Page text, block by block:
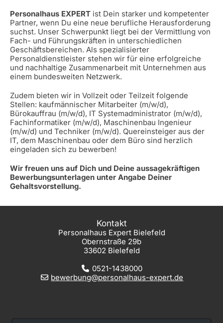
Personalhaus EXPERT ist Dein starker und kompetenter
Partner, wenn Du eine neue berufliche Herausforderung
suchst. Unser Schwerpunkt liegt bei der Vermittlung von
Fach- und Führungskräften in unterschiedlichen
Geschäftsbereichen. Als spezialisierter
Personaldienstleister stehen wir für eine erfolgreiche
und nachhaltige Zusammenarbeit mit Unternehmen aus
einem bundesweiten Netzwerk.
Zudem bieten wir in Vollzeit oder Teilzeit folgende
Stellen: kaufmännischer Mitarbeiter (m/w/d),
Bürokauffrau (m/w/d), IT Systemadministrator (m/w/d),
Fachinformatiker (m/w/d), Maschinenbau Ingenieur
(m/w/d) und Techniker (m/w/d). Quereinsteiger aus der
IT, dem Maschinenbau oder dem Büro sind herzlich
eingeladen sich zu bewerben!
Wir freuen uns auf Dich und Deine aussagekräftigen
Bewerbungsunterlagen unter Angabe Deiner
Gehaltsvorstellung.
Kontakt
Personalhaus Expert Bielefeld
Obernstraße 29b
33602 Bielefeld
0521-1438000
bewerbung@personalhaus-expert.de